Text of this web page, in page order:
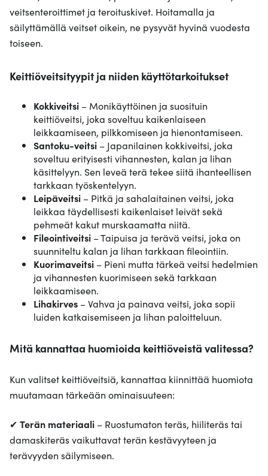
veitsenteroittimet ja teroituskivet. Hoitamalla ja
säilyttämällä veitset oikein, ne pysyvät hyvinä vuodesta
toiseen.
Keittiöveitsityypit ja niiden käyttötarkoitukset
Kokkiveitsi – Monikäyttöinen ja suosituin
keittiöveitsi, joka soveltuu kaikenlaiseen
leikkaamiseen, pilkkomiseen ja hienontamiseen.
Santoku-veitsi – Japanilainen kokkiveitsi, joka
soveltuu erityisesti vihannesten, kalan ja lihan
käsittelyyn. Sen leveä terä tekee siitä ihanteellisen
tarkkaan työskentelyyn.
Leipäveitsi – Pitkä ja sahalaitainen veitsi, joka
leikkaa täydellisesti kaikenlaiset leivät sekä
pehmeät kakut murskaamatta niitä.
Fileointiveitsi – Taipuisa ja terävä veitsi, joka on
suunniteltu kalan ja lihan tarkkaan fileointiin.
Kuorimaveitsi – Pieni mutta tärkeä veitsi hedelmien
ja vihannesten kuorimiseen sekä tarkkaan
leikkaamiseen.
Lihakirves – Vahva ja painava veitsi, joka sopii
luiden katkaisemiseen ja lihan paloitteluun.
Mitä kannattaa huomioida keittiöveistä valitessa?
Kun valitset keittiöveitsiä, kannattaa kiinnittää huomiota
muutamaan tärkeään ominaisuuteen:
✔ Terän materiaali – Ruostumaton teräs, hiiliteräs tai
damaskiteräs vaikuttavat terän kestävyyteen ja
terävyyden säilymiseen.